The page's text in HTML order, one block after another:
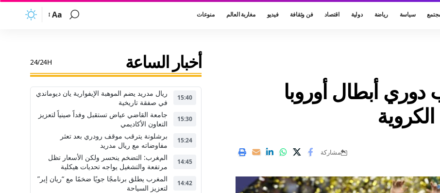
سياسة رياضة دولية اقتصاد فن وثقافة فيديو مغاربة العالم منوعات Aa
أبطال أوروبا
مشاركة
أخبار الساعة 24/24H
15:40
ريال مدريد يضم الموهبة الإيفوارية يان ديوماندي
في صفقة تاريخية
15:30
جامعة القاضي عياض تستقبل وفداً صينياً لتعزيز
التعاون الأكاديمي
15:24
برشلونة يترقب موقف رودري بعد تعثر
مفاوضاته مع ريال مدريد
14:45
المغرب: التضخم ينحسر ولكن الأسعار تظل
مرتفعة والتشغيل يواجه تحديات هيكلية
14:42
المغرب يطلق برنامجًا جويًا ضخمًا مع “ريان إير”
لتعزيز السياحة